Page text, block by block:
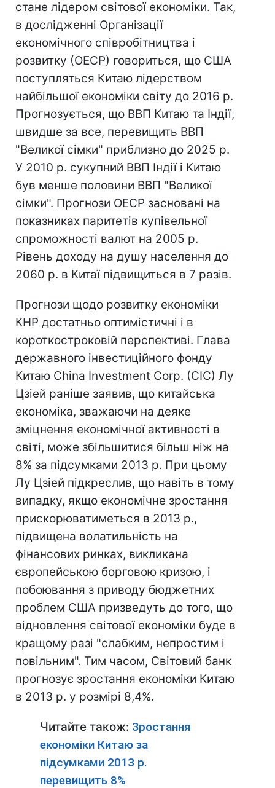
стане лідером світової економіки. Так,
в дослідженні Організації
економічного співробітництва і
розвитку (ОЕСР) говориться, що США
поступляться Китаю лідерством
найбільшої економіки світу до 2016 р.
Прогнозується, що ВВП Китаю та Індії,
швидше за все, перевищить ВВП
"Великої сімки" приблизно до 2025 р.
У 2010 р. сукупний ВВП Індії і Китаю
був менше половини ВВП "Великої
сімки". Прогнози ОЕСР засновані на
показниках паритетів купівельної
спроможності валют на 2005 р.
Рівень доходу на душу населення до
2060 р. в Китаї підвищиться в 7 разів.
Прогнози щодо розвитку економіки
КНР достатньо оптимістичні і в
короткостроковій перспективі. Глава
державного інвестиційного фонду
Китаю China Investment Corp. (CIC) Лу
Цзіей раніше заявив, що китайська
економіка, зважаючи на деяке
зміцнення економічної активності в
світі, може збільшитися більш ніж на
8% за підсумками 2013 р. При цьому
Лу Цзіей підкреслив, що навіть в тому
випадку, якщо економічне зростання
прискорюватиметься в 2013 р.,
підвищена волатильність на
фінансових ринках, викликана
європейською борговою кризою, і
побоювання з приводу бюджетних
проблем США призведуть до того, що
відновлення світової економіки буде в
кращому разі "слабким, непростим і
повільним". Тим часом, Світовий банк
прогнозує зростання економіки Китаю
в 2013 р. у розмірі 8,4%.
Читайте також: Зростання
економіки Китаю за
підсумками 2013 р.
перевищить 8%